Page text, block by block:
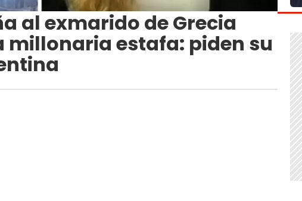
al exmarido de Grecia
millonaria estafa: piden su